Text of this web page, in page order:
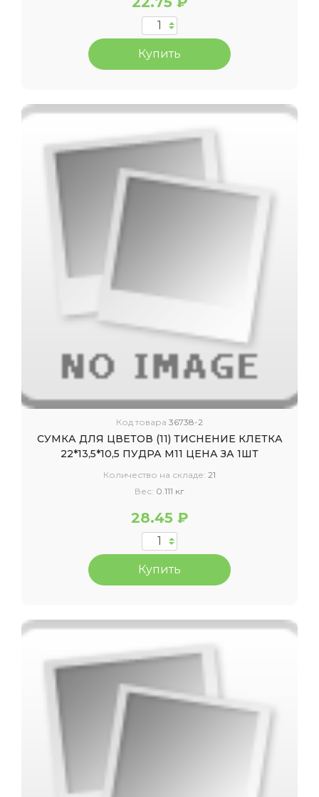
Купить
Код товара 36738-2
СУМКА ДЛЯ ЦВЕТОВ (11) ТИСНЕНИЕ КЛЕТКА
22*13,5*10,5 ПУДРА М11 ЦЕНА ЗА 1ШТ
Количество на складе: 21
Вес: 0.111 кг
28.45 ₽
Купить